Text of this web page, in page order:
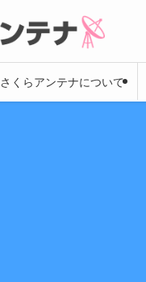
さくらアンテナについて